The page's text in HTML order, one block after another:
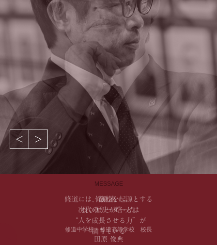
MESSAGE
修道には、藩校を起源とする
長い歴史が培った
“人を成長させる力”が
満ちている